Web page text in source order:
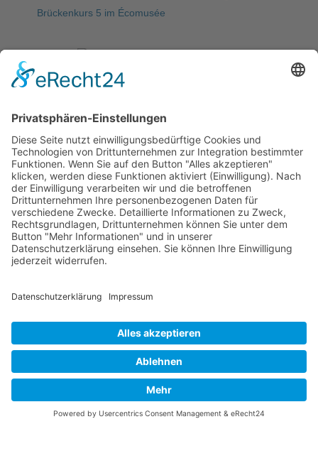
Brückenkurs 5 im Écomusée
5. WAL-Hackdays: letzte Vorbereitungen für den
„Marktplatz“ & Publikumspreis
Startseite
Allgemeine Informationen
Schulleitung/Verwaltung
Speiseplan
Datenschutz|Login
© Wilhelm-August-Lay-Schule Bötzingen 2026, Custom Design by
Webdesign Schreiber